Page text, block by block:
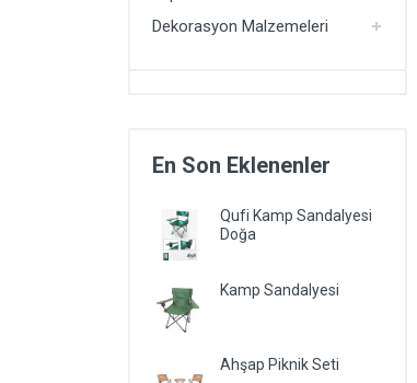
Dekorasyon Malzemeleri
En Son Eklenenler
Qufi Kamp Sandalyesi
Doğa
Kamp Sandalyesi
Ahşap Piknik Seti